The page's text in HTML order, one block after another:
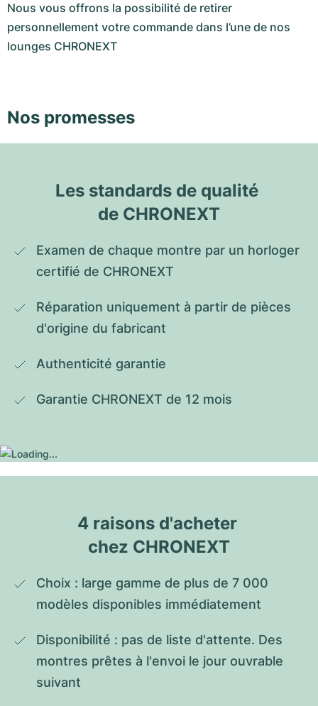
Nous vous offrons la possibilité de retirer
personnellement votre commande dans l’une de nos
lounges CHRONEXT
Nos promesses
Les standards de qualité
de CHRONEXT
Examen de chaque montre par un horloger
certifié de CHRONEXT
Réparation uniquement à partir de pièces
d'origine du fabricant
Authenticité garantie
Garantie CHRONEXT de 12 mois
4 raisons d'acheter
chez CHRONEXT
Choix : large gamme de plus de 7 000
modèles disponibles immédiatement
Disponibilité : pas de liste d'attente. Des
montres prêtes à l'envoi le jour ouvrable
suivant